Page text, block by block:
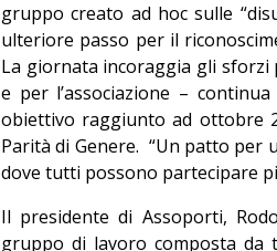
gruppo creato ad hoc sulle
ulteriore passo per il
La giornata incoraggia gli sforzi
e per l’associazione –
obiettivo raggiunto ad ottobre
Parità di Genere. “Un patto per
dove tutti possono partecipare
Il presidente di Assoporti,
gruppo di lavoro composta da